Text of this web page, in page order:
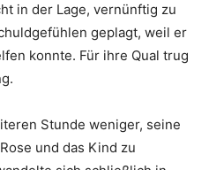
in der Lage, vernünftig zu
geplagt, weil er
konnte. Für ihre Qual trug
Stunde weniger, seine
und das Kind zu